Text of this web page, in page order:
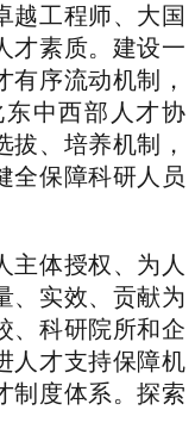
越工程师、大国
才素质。建设一
序流动机制，
中西部人才协
、培养机制，
全保障科研人员
主体授权、为人
、实效、贡献为
、科研院所和企
人才支持保障机
制度体系。探索